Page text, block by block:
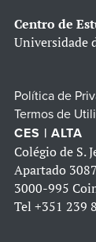
Centro de
Universidade
Política de
Termos de
CES | ALTA
Colégio de S.
Apartado 3087
3000-995
Tel +351 239